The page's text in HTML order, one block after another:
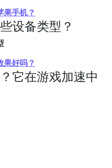
果手机？
设备类型？
果好吗？
它在游戏加速中